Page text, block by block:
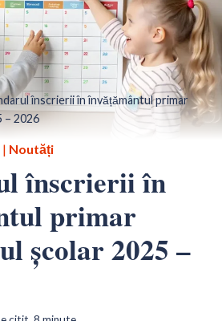
înscrierii în învățământul primar
– 2026
| Noutăți
înscrierii în
primar
școlar 2025 –